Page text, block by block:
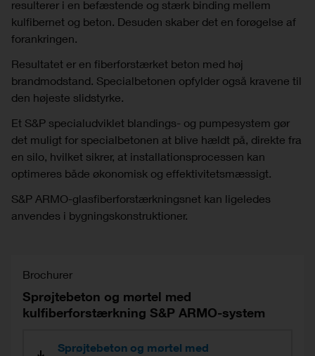
resulterer i en befæstende og stærk binding mellem
kulfibernet og beton. Desuden skaber det en forøgelse af
forankringen.
Resultatet er en fiberforstærket beton med høj
brandmodstand. Specialbetonen opfylder også kravene til
den højeste slidstyrke.
Et S&P specialudviklet blandings- og pumpesystem gør
det muligt for specialbetonen at blive hældt på, direkte fra
en silo, hvilket sikrer, at installationsprocessen kan
optimeres både økonomisk og effektivitetsmæssigt.
S&P ARMO-glasfiberforstærkningsnet kan ligeledes
anvendes i bygningskonstruktioner.
Brochurer
Sprøjtebeton og mørtel med
kulfiberforstærkning S&P ARMO-system
Sprøjtebeton og mørtel med